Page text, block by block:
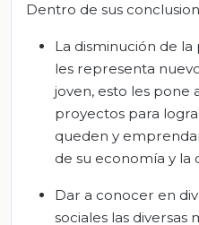
Dentro de sus
La disminución de
les representa
joven, esto les pone
proyectos para
queden y
de su economía y la
Dar a conocer en
sociales las diversas